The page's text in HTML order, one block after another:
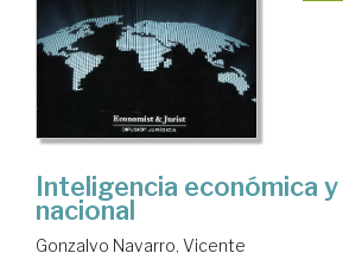
Inteligencia económica
nacional
Gonzalvo Navarro, Vicente